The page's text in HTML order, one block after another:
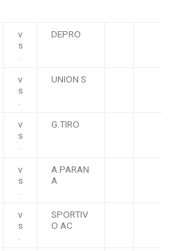
v
s
.
DEPRO
v
s
.
UNION S
v
s
.
G.TIRO
v
s
.
A.PARAN
A
v
s
.
SPORTIV
O AC